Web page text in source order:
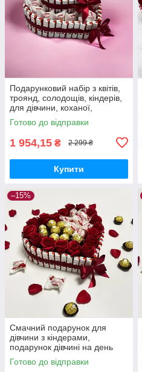
Подарунковий набір з квітів,
троянд, солодощів, кіндерів,
для дівчини, коханої,
дружини на день народження
Готово до відправки
1 954,15 ₴ 2 299 ₴
Купити
–15%
Смачний подарунок для
дівчини з кіндерами,
подарунок дівчині на день
народження, коханій, дочці
солодкий подарунковий
Готово до відправки